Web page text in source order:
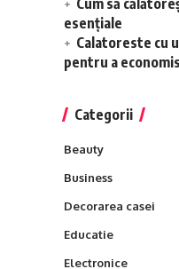
Cum să
esențiale
Calatoreste cu
pentru a
Categorii
Beauty
Business
Decorarea casei
Educatie
Electronice